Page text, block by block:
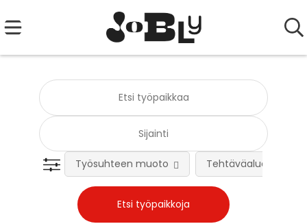
Työsuhteen muoto Tehtäväalue